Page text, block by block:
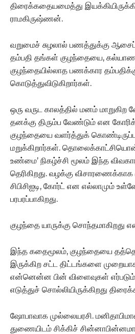
திரைக்கதையமைத்து
ராமகிருஷ்ணன்.
வறுமைச் சுழலால் பணத்துக்கு
தம்பதி தங்கள் குழந்தையை,
குழந்தையில்லாத பணக்கார
கொடுத்துவிடுகிறார்கள்.
ஒரு வருட காலத்தில் மனம்
தனக்கு திரும்ப வேண்டும் என
குழந்தையை வளர்த்துக்
மறுக்கிறார்கள்.
உண்மை’ நிகழ்ச்சி மூலம் இந்த
தெரிகிறது. வழக்கு
சிபிசிஐடி, கோர்ட் என எல்லாமும்
பரபரப்பாகிறது.
குழந்தை யாருக்கு சொந்தமாகிறது
இந்த கதைமூலம், குழந்தையை
இருக்கிற சட்ட திட்டங்களை
என்னென்ன பின் விளைவுகள்
எடுத்துச் சொல்லியிருக்கிறது
ஷோபாவாக முல்லையரசி.
துணையிடம் சிக்கிச்